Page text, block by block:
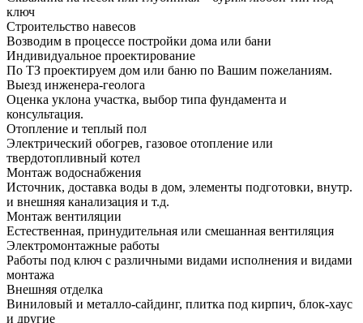
ключ
Строительство навесов
Возводим в процессе постройки дома или бани
Индивидуальное проектирование
По ТЗ проектируем дом или баню по Вашим пожеланиям.
Выезд инженера-геолога
Оценка уклона участка, выбор типа фундамента и
консультация.
Отопление и теплый пол
Электрический обогрев, газовое отопление или
твердотопливный котел
Монтаж водоснабжения
Источник, доставка воды в дом, элементы подготовки, внутр.
и внешняя канализация и т.д.
Монтаж вентиляции
Естественная, принудительная или смешанная вентиляция
Электромонтажные работы
Работы под ключ с различными видами исполнения и видами
монтажа
Внешняя отделка
Виниловый и металло-сайдинг, плитка под кирпич, блок-хаус
и другие